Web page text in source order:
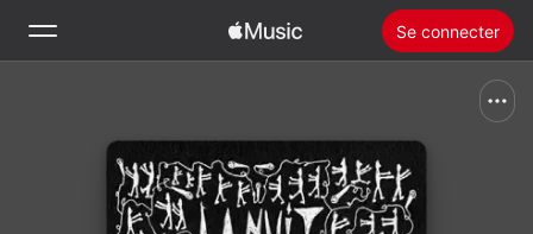
Se connecter
Accueil
Nouveautés